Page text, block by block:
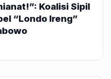
Koalisi Sipil
“Londo Ireng”